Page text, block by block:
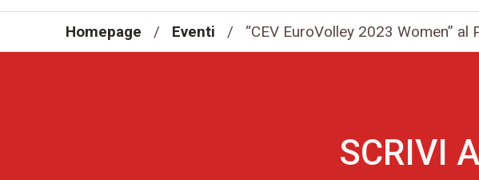
Homepage / Eventi / “CEV EuroVolley 2023 Women” al
SCRIVI